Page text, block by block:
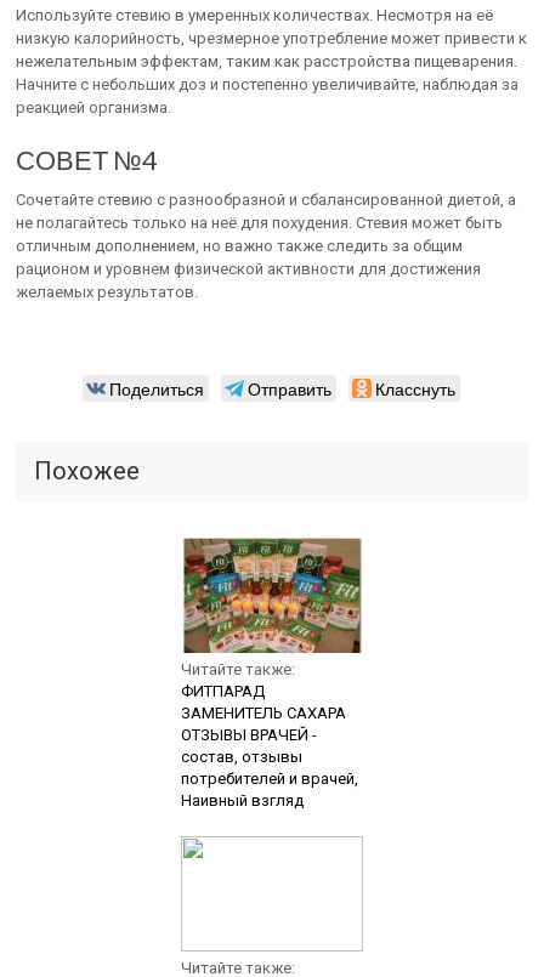
Используйте стевию в умеренных количествах. Несмотря на её
низкую калорийность, чрезмерное употребление может привести к
нежелательным эффектам, таким как расстройства пищеварения.
Начните с небольших доз и постепенно увеличивайте, наблюдая за
реакцией организма.
СОВЕТ №4
Сочетайте стевию с разнообразной и сбалансированной диетой, а
не полагайтесь только на неё для похудения. Стевия может быть
отличным дополнением, но важно также следить за общим
рационом и уровнем физической активности для достижения
желаемых результатов.
Поделиться Отправить Класснуть
Похожее
Читайте также:
ФИТПАРАД
ЗАМЕНИТЕЛЬ САХАРА
ОТЗЫВЫ ВРАЧЕЙ -
состав, отзывы
потребителей и врачей,
Наивный взгляд
Читайте также: